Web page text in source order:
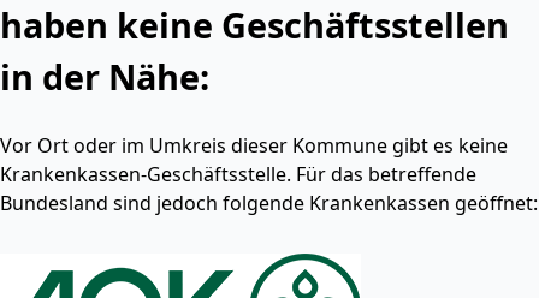
haben keine Geschäftsstellen
in der Nähe:
Vor Ort oder im Umkreis dieser Kommune gibt es keine
Krankenkassen-Geschäftsstelle. Für das betreffende
Bundesland sind jedoch folgende Krankenkassen geöffnet: